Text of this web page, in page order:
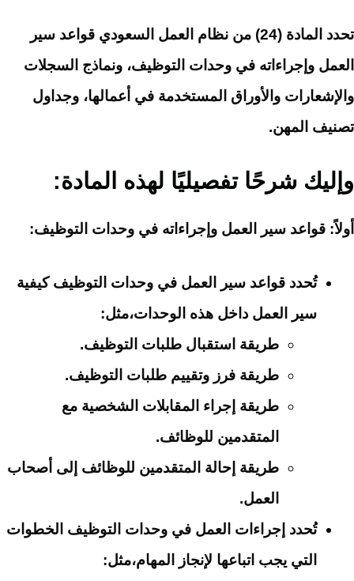
تحدد المادة (24) من نظام العمل السعودي قواعد سير
العمل وإجراءاته في وحدات التوظيف، ونماذج السجلات
والإشعارات والأوراق المستخدمة في أعمالها، وجداول
تصنيف المهن.
وإليك شرحًا تفصيليًا لهذه المادة:
أولاً: قواعد سير العمل وإجراءاته في وحدات التوظيف:
تُحدد قواعد سير العمل في وحدات التوظيف كيفية
سير العمل داخل هذه الوحدات،مثل:
طريقة استقبال طلبات التوظيف.
طريقة فرز وتقييم طلبات التوظيف.
طريقة إجراء المقابلات الشخصية مع
المتقدمين للوظائف.
طريقة إحالة المتقدمين للوظائف إلى أصحاب
العمل.
تُحدد إجراءات العمل في وحدات التوظيف الخطوات
التي يجب اتباعها لإنجاز المهام،مثل: